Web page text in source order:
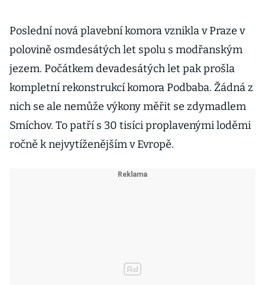
Poslední nová plavební komora vznikla v Praze v
polovině osmdesátých let spolu s modřanským
jezem. Počátkem devadesátých let pak prošla
kompletní rekonstrukcí komora Podbaba. Žádná z
nich se ale nemůže výkony měřit se zdymadlem
Smíchov. To patří s 30 tisíci proplavenými loděmi
ročně k nejvytíženějším v Evropě.